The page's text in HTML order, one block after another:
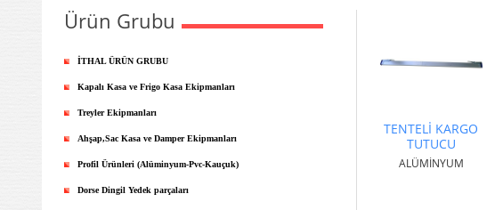
Ürün Grubu
İTHAL ÜRÜN GRUBU
Kapalı Kasa ve Frigo Kasa Ekipmanları
Treyler Ekipmanları
Ahşap,Sac Kasa ve Damper Ekipmanları
Profil Ürünleri (Alüminyum-Pvc-Kauçuk)
Dorse Dingil Yedek parçaları
TENTELİ KARGO
TUTUCU
ALÜMİNYUM